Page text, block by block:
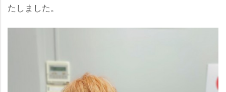
たしました。